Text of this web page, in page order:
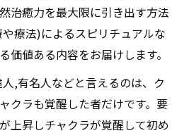
治癒力を最大限に引き出す方法
療法)によるスピリチュアルな
価値ある内容をお届けします。
,有名人などと言えるのは、ク
クラも覚醒した者だけです。要
上昇しチャクラが覚醒して初め